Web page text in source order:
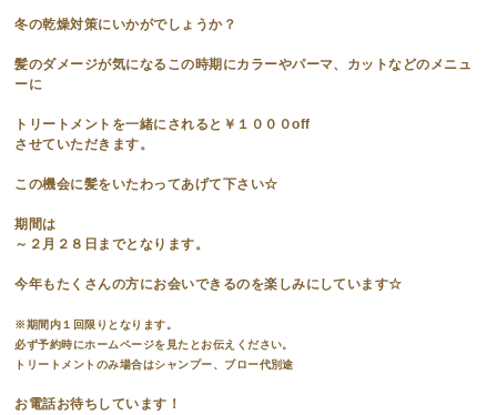
冬の乾燥対策にいかがでしょうか？
髪のダメージが気になるこの時期にカラーやパーマ、カットなどのメニュ
ーに
トリートメントを一緒にされると￥１０００off
させていただきます。
この機会に髪をいたわってあげて下さい☆
期間は
～２月２８日までとなります。
今年もたくさんの方にお会いできるのを楽しみにしています☆
※期間内１回限りとなります。
必ず予約時にホームページを見たとお伝えください。
トリートメントのみ場合はシャンプー、ブロー代別途
お電話お待ちしています！
[CLOSE]毎週月曜日、第２・４火曜日